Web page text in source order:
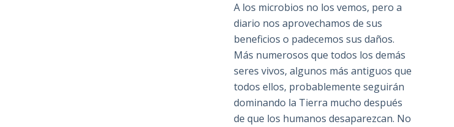
A los microbios no los vemos, pero a
diario nos aprovechamos de sus
beneficios o padecemos sus daños.
Más numerosos que todos los demás
seres vivos, algunos más antiguos que
todos ellos, probablemente seguirán
dominando la Tierra mucho después
de que los humanos desaparezcan. No